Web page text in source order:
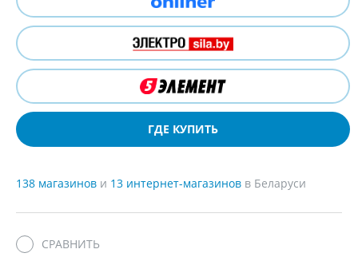
ГДЕ КУПИТЬ
138 магазинов и 13 интернет-магазинов в Беларуси
СРАВНИТЬ